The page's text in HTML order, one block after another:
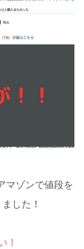
マゾンで値段を
した！
！